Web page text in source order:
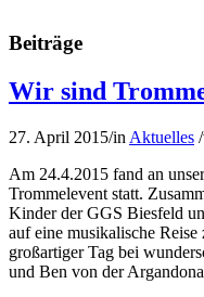
Beiträge
Wir sind
27. April 2015/in Aktuelles /
Am 24.4.2015 fand an
Trommelevent statt.
Kinder der GGS Biesfeld
auf eine musikalische
großartiger Tag bei
und Ben von der